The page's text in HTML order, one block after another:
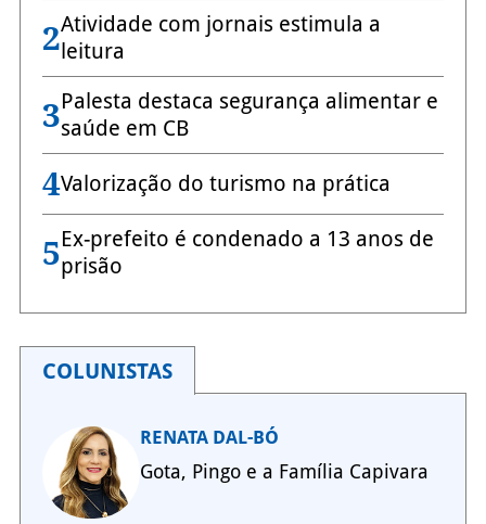
2Atividade com jornais estimula a
leitura
3Palesta destaca segurança alimentar e
saúde em CB
4Valorização do turismo na prática
5Ex-prefeito é condenado a 13 anos de
prisão
COLUNISTAS
RENATA DAL-BÓ
Gota, Pingo e a Família Capivara